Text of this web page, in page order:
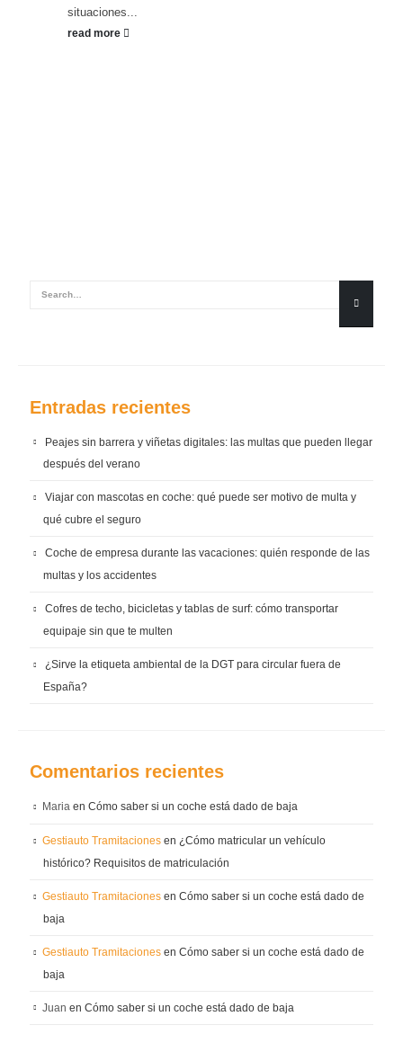
situaciones...
read more
Entradas recientes
Peajes sin barrera y viñetas digitales: las multas que pueden llegar
después del verano
Viajar con mascotas en coche: qué puede ser motivo de multa y
qué cubre el seguro
Coche de empresa durante las vacaciones: quién responde de las
multas y los accidentes
Cofres de techo, bicicletas y tablas de surf: cómo transportar
equipaje sin que te multen
¿Sirve la etiqueta ambiental de la DGT para circular fuera de
España?
Comentarios recientes
Maria en Cómo saber si un coche está dado de baja
Gestiauto Tramitaciones en ¿Cómo matricular un vehículo
histórico? Requisitos de matriculación
Gestiauto Tramitaciones en Cómo saber si un coche está dado de
baja
Gestiauto Tramitaciones en Cómo saber si un coche está dado de
baja
Juan en Cómo saber si un coche está dado de baja